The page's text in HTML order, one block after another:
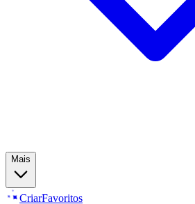
Mais
CriarFavoritos